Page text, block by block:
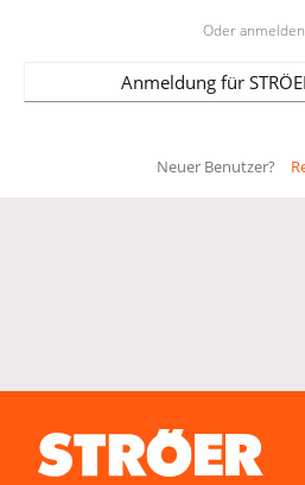
Oder
Anmeldung für
Neuer Benutzer?